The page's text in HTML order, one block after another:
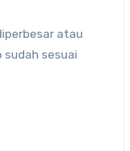
atau
sesuai